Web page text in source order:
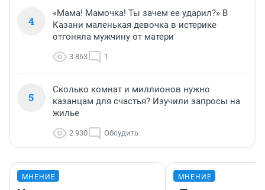
4
«Мама! Мамочка! Ты зачем ее ударил?» В
Казани маленькая девочка в истерике
отгоняла мужчину от матери
3 863 1
5
Сколько комнат и миллионов нужно
казанцам для счастья? Изучили запросы на
жилье
2 930 Обсудить
МНЕНИЕ МНЕНИЕ